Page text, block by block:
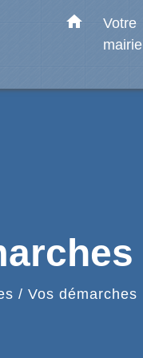
home
Votre
mairie
/ Vos démarches